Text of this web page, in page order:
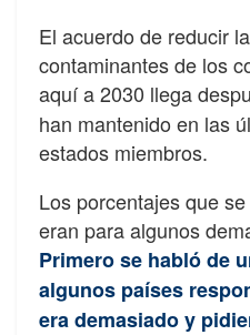
El acuerdo de reducir
contaminantes de los
aquí a 2030 llega
han mantenido en las
estados miembros.
Los porcentajes que
eran para algunos
Primero se habló de
algunos países
era demasiado y